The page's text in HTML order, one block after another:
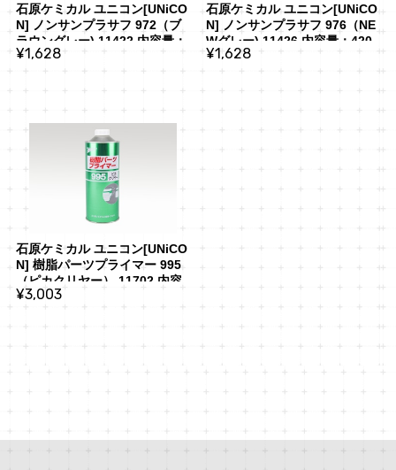
石原ケミカル ユニコン[UNiCO
N] ノンサンプラサフ 972（ブ
ラウングレー) 11422 内容量：
420ml
¥1,628
石原ケミカル ユニコン[UNiCO
N] ノンサンプラサフ 976（NE
Wグレー) 11426 内容量：420
ml
¥1,628
石原ケミカル ユニコン[UNiCO
N] 樹脂パーツプライマー 995
（ピカクリヤー） 11702 内容
量：1L
¥3,003